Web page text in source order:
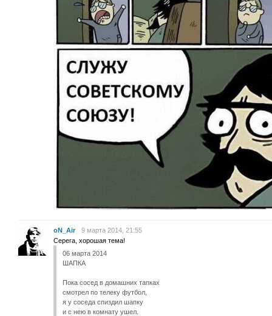
oN_Air
9 марта 2014, 21:55
Серега, хорошая тема!
06 марта 2014
ШАПКА
Пока сосед в домашних тапках
смотрел по телеку футбол,
я у соседа спиздил шапку
и с нею в комнату ушел.